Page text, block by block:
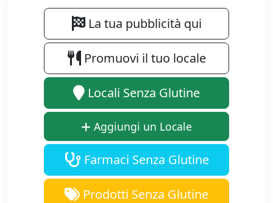
La tua pubblicità qui
Promuovi il tuo locale
Locali Senza Glutine
Aggiungi un Locale
Farmaci Senza Glutine
Prodotti Senza Glutine